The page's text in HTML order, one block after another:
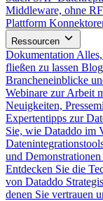
Middleware, ohne
Plattform
Ressourcen
Dokumentation
fließen zu lassen Blog
Brancheneinblicke
Webinare zur Arbeit
Neuigkeiten,
Expertentipps zur
Sie, wie Dataddo im
und
Entdecken Sie die
von Dataddo
denen Sie vertrauen